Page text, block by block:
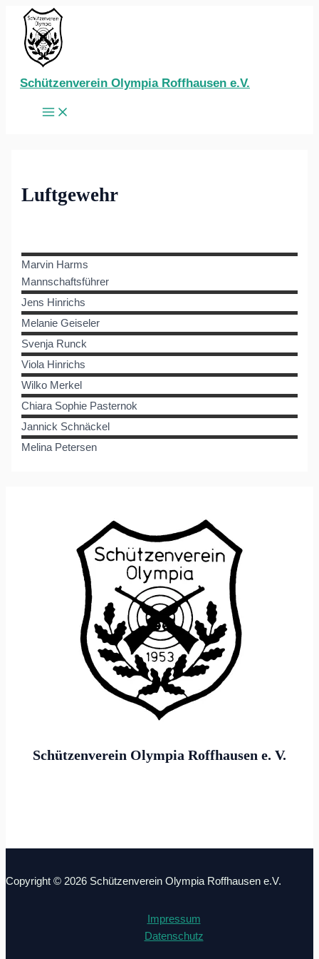
Zum
Inhalt
springen
Schützenverein Olympia Roffhausen e.V.
Main
Menu
Luftgewehr
Marvin Harms
Mannschaftsführer
Jens Hinrichs
Melanie Geiseler
Svenja Runck
Viola Hinrichs
Wilko Merkel
Chiara Sophie Pasternok
Jannick Schnäckel
Melina Petersen
Schützenverein Olympia Roffhausen e. V.
Copyright © 2026 Schützenverein Olympia Roffhausen e.V.
Impressum
Datenschutz